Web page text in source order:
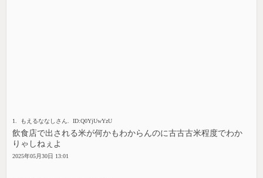
1. もえるななしさん. ID:Q0YjUwYzU
飲食店で出される米が何かもわからんのに古古古米程度でわか
りゃしねぇよ
2025年05月30日 13:01